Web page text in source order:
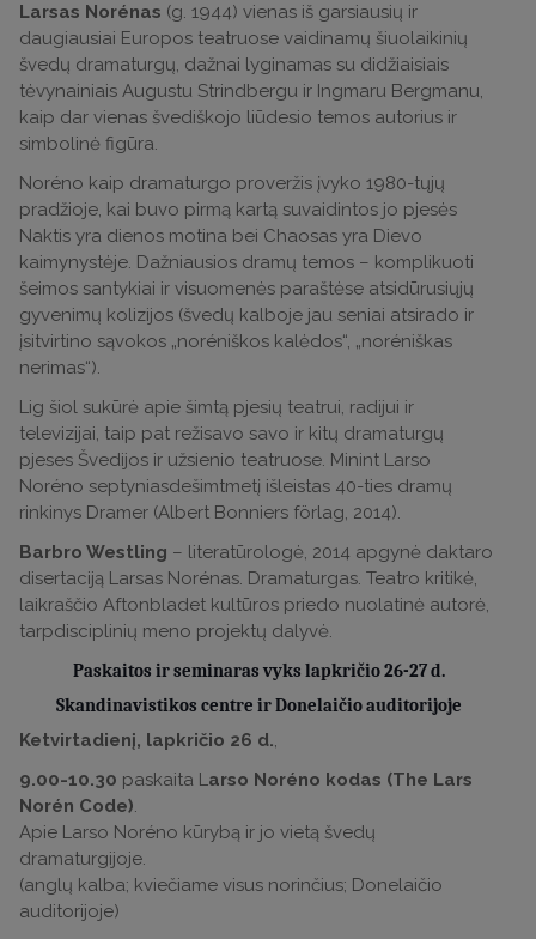
Larsas Norénas (g. 1944) vienas iš garsiausių ir
daugiausiai Europos teatruose vaidinamų šiuolaikinių
švedų dramaturgų, dažnai lyginamas su didžiaisiais
tėvynainiais Augustu Strindbergu ir Ingmaru Bergmanu,
kaip dar vienas švediškojo liūdesio temos autorius ir
simbolinė figūra.
Noréno kaip dramaturgo proveržis įvyko 1980-tųjų
pradžioje, kai buvo pirmą kartą suvaidintos jo pjesės
Naktis yra dienos motina bei Chaosas yra Dievo
kaimynystėje. Dažniausios dramų temos – komplikuoti
šeimos santykiai ir visuomenės paraštėse atsidūrusiųjų
gyvenimų kolizijos (švedų kalboje jau seniai atsirado ir
įsitvirtino sąvokos „noréniškos kalėdos“, „noréniškas
nerimas“).
Lig šiol sukūrė apie šimtą pjesių teatrui, radijui ir
televizijai, taip pat režisavo savo ir kitų dramaturgų
pjeses Švedijos ir užsienio teatruose. Minint Larso
Noréno septyniasdešimtmetį išleistas 40-ties dramų
rinkinys Dramer (Albert Bonniers förlag, 2014).
Barbro Westling – literatūrologė, 2014 apgynė daktaro
disertaciją Larsas Norénas. Dramaturgas. Teatro kritikė,
laikraščio Aftonbladet kultūros priedo nuolatinė autorė,
tarpdisciplinių meno projektų dalyvė.
Paskaitos ir seminaras vyks lapkričio 26-27 d.
Skandinavistikos centre ir Donelaičio auditorijoje
Ketvirtadienį, lapkričio 26 d.,
9.00-10.30 paskaita Larso Noréno kodas (The Lars
Norén Code).
Apie Larso Noréno kūrybą ir jo vietą švedų
dramaturgijoje.
(anglų kalba; kviečiame visus norinčius; Donelaičio
auditorijoje)